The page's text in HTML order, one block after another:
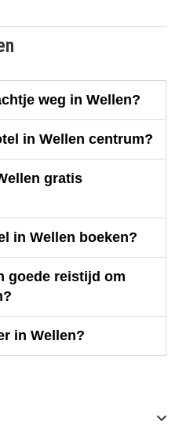
weg in Wellen?
in Wellen centrum?
gratis
in Wellen boeken?
goede reistijd om
in Wellen?